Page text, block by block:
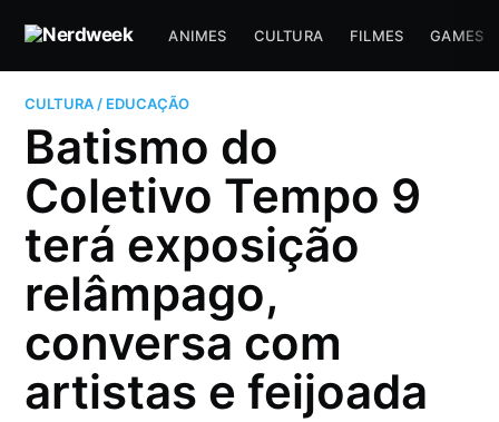
ANIMES CULTURA FILMES GAMES
CULTURA / EDUCAÇÃO
Batismo do
Coletivo Tempo 9
terá exposição
relâmpago,
conversa com
artistas e feijoada